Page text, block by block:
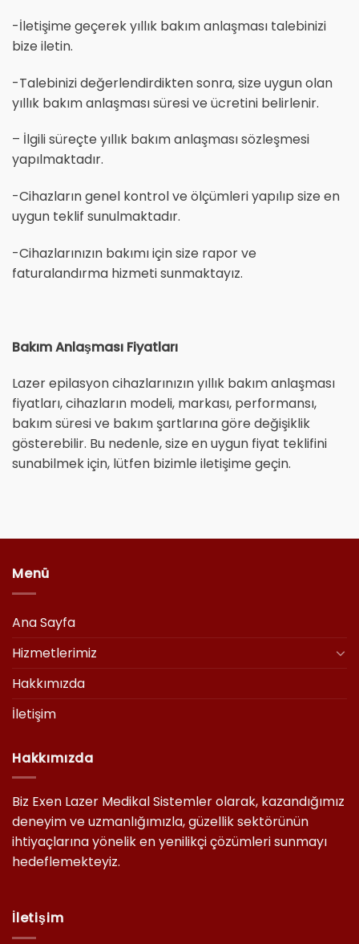
-İletişime geçerek yıllık bakım anlaşması talebinizi
bize iletin.
-Talebinizi değerlendirdikten sonra, size uygun olan
yıllık bakım anlaşması süresi ve ücretini belirlenir.
– İlgili süreçte yıllık bakım anlaşması sözleşmesi
yapılmaktadır.
-Cihazların genel kontrol ve ölçümleri yapılıp size en
uygun teklif sunulmaktadır.
-Cihazlarınızın bakımı için size rapor ve
faturalandırma hizmeti sunmaktayız.
Bakım Anlaşması Fiyatları
Lazer epilasyon cihazlarınızın yıllık bakım anlaşması
fiyatları, cihazların modeli, markası, performansı,
bakım süresi ve bakım şartlarına göre değişiklik
gösterebilir. Bu nedenle, size en uygun fiyat teklifini
sunabilmek için, lütfen bizimle iletişime geçin.
Menü
Ana Sayfa
Hizmetlerimiz
Hakkımızda
İletişim
Hakkımızda
Biz Exen Lazer Medikal Sistemler olarak, kazandığımız
deneyim ve uzmanlığımızla, güzellik sektörünün
ihtiyaçlarına yönelik en yenilikçi çözümleri sunmayı
hedeflemekteyiz.
İletişim